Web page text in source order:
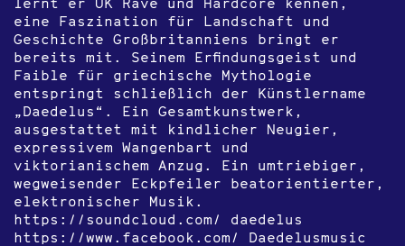
eine Faszination für Landschaft und
Geschichte Großbritanniens bringt er
bereits mit. Seinem Erfindungsgeist und
Faible für griechische Mythologie
entspringt schließlich der Künstlername
„Daedelus“. Ein Gesamtkunstwerk,
ausgestattet mit kindlicher Neugier,
expressivem Wangenbart und
viktorianischem Anzug. Ein umtriebiger,
wegweisender Eckpfeiler beatorientierter,
elektronischer Musik.
https://soundcloud.com/ daedelus
https://www.facebook.com/ Daedelusmusic